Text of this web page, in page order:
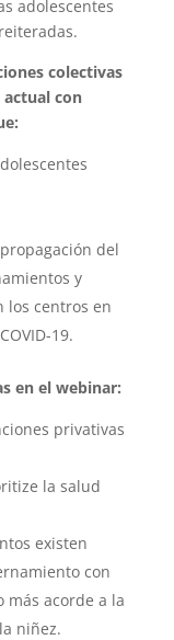
adolescentes
colectivas
con
del
y
los centros en
19.
en el webinar:
privativas
la salud
existen
con
más acorde a la
niñez.